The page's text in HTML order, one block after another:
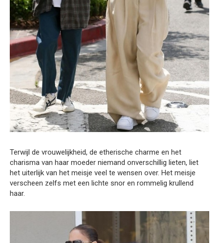
Terwijl de vrouwelijkheid, de etherische charme en het
charisma van haar moeder niemand onverschillig lieten, liet
het uiterlijk van het meisje veel te wensen over. Het meisje
verscheen zelfs met een lichte snor en rommelig krullend
haar.